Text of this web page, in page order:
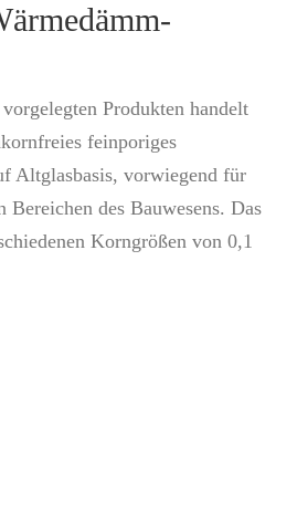
Produkten handelt
feinporiges
Altglasbasis, vorwiegend für
Bereichen des Bauwesens. Das
Korngrößen von 0,1